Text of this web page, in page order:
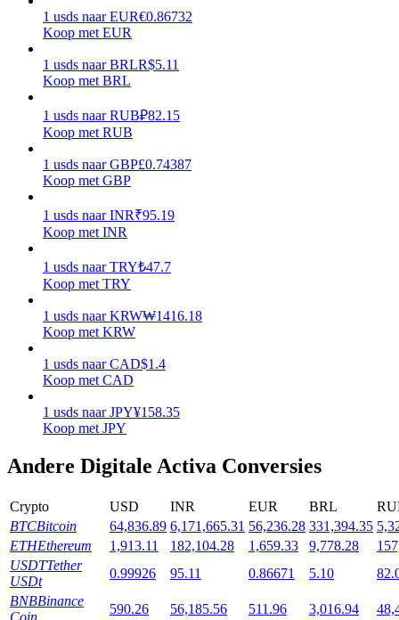
Macht varkentje
Verdien dagelijks competitieve beloningen
Hoog rendement en directe toegang
Launchpool
1 usds naar EUR€0.86732
Koop met EUR
1 usds naar BRLR$5.11
Koop met BRL
1 usds naar RUB₽82.15
Koop met RUB
1 usds naar GBP£0.74387
Koop met GBP
1 usds naar INR₹95.19
Koop met INR
1 usds naar TRY₺47.7
Koop met TRY
1 usds naar KRW₩1416.18
Koop met KRW
1 usds naar CAD$1.4
Koop met CAD
1 usds naar JPY¥158.35
Koop met JPY
Andere Digitale Activa Conversies
Crypto USD INR EUR BRL
BTCBitcoin 64,836.89 6,171,665.31 56,236.28 331,394.35
ETHEthereum 1,913.11 182,104.28 1,659.33 9,778.28
USDTTether
USDt
0.99926 95.11 0.86671 5.10
BNBBinance
Coin
590.26 56,185.56 511.96 3,016.94